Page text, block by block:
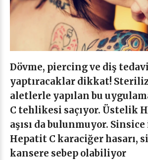
Dövme, piercing ve diş
yaptıracaklar dikkat!
aletlerle yapılan bu
C tehlikesi saçıyor. Üstelik
aşısı da bulunmuyor.
Hepatit C karaciğer hasarı,
kansere sebep olabiliyor